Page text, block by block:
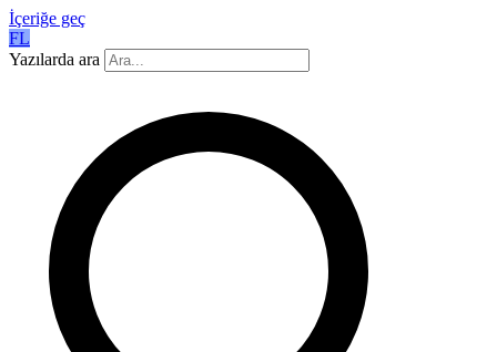
İçeriğe geç
FL
Yazılarda ara